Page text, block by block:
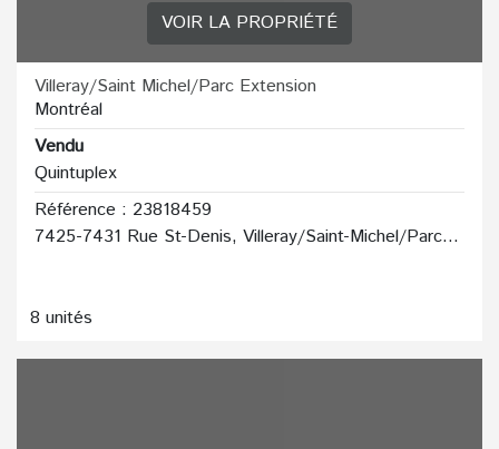
VOIR LA PROPRIÉTÉ
Villeray/Saint Michel/Parc Extension
Montréal
Vendu
Quintuplex
Référence : 23818459
7425-7431 Rue St-Denis, Villeray/Saint-Michel/Parc-Extension
8 unités